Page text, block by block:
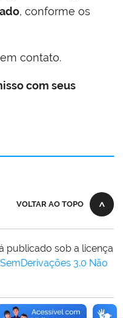
, conforme os
contato.
com seus
VOLTAR AO TOPO
publicado sob a licença
3.0 Não